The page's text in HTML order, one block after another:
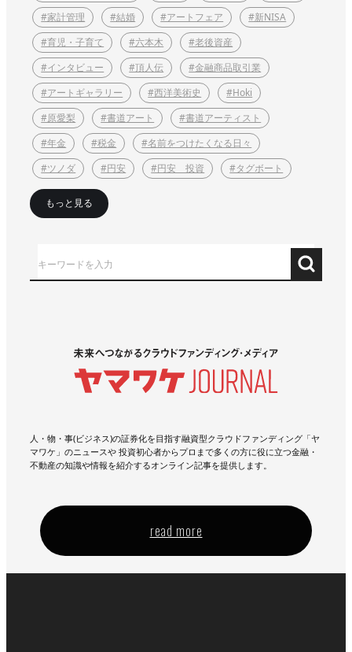
#家計管理
#結婚 #アートフェア
#新NISA
#育児・子育て
#六本木
#老後資産
#インタビュー
#頂人伝
#金融商品取引業
#アートギャラリー
#西洋美術史
#Hoki
#原愛梨
#書道アート
#書道アーティスト
#年金
#税金
#名前をつけたくなる日々
#ツノダ
#円安 #円安 投資 #タグボート
もっと見る
人・物・事(ビジネス)の証券化を目指す融資型クラウドファンディング「ヤ
マワケ」のニュースや 投資初心者からプロまで多くの方に役に立つ金融・
不動産の知識や情報を紹介するオンライン記事を提供します。
read more